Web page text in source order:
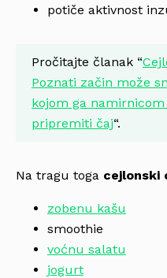
potiče aktivnost
Pročitajte članak “
Poznati začin može
kojom ga
pripremiti čaj“.
Na tragu toga cejlonski
zobenu kašu
smoothie
voćnu salatu
jogurt